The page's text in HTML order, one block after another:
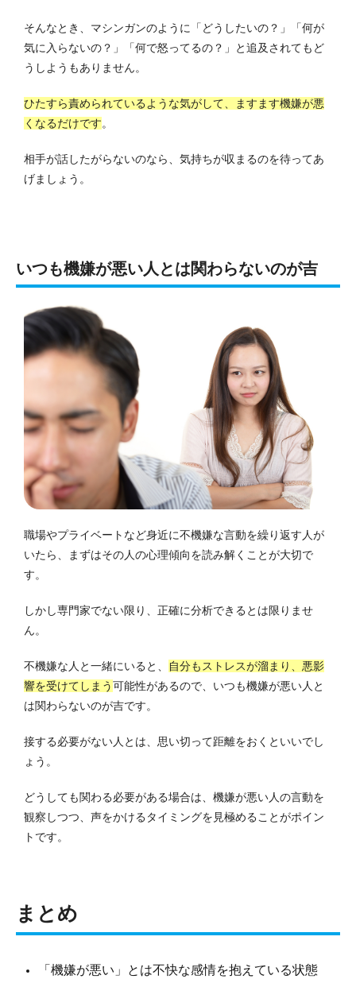
そんなとき、マシンガンのように「どうしたいの？」「何が
気に入らないの？」「何で怒ってるの？」と追及されてもど
うしようもありません。
ひたすら責められているような気がして、ますます機嫌が悪
くなるだけです。
相手が話したがらないのなら、気持ちが収まるのを待ってあ
げましょう。
いつも機嫌が悪い人とは関わらないのが吉
職場やプライベートなど身近に不機嫌な言動を繰り返す人が
いたら、まずはその人の心理傾向を読み解くことが大切で
す。
しかし専門家でない限り、正確に分析できるとは限りませ
ん。
不機嫌な人と一緒にいると、
自分もストレスが溜まり、悪影
響を受けてしまう可能性があるので、いつも機嫌が悪い人と
は関わらないのが吉です。
接する必要がない人とは、思い切って距離をおくといいでし
ょう。
どうしても関わる必要がある場合は、機嫌が悪い人の言動を
観察しつつ、声をかけるタイミングを見極めることがポイン
トです。
まとめ
「機嫌が悪い」とは不快な感情を抱えている状態